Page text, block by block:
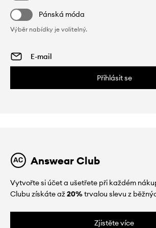
Pánská móda
Výběr nabídky je volitelný.
Přihlásit se
Answear Club
Vytvořte si účet a ušetřete při každém
Clubu získáte až20%trvalou slevu z
Zjistěte více